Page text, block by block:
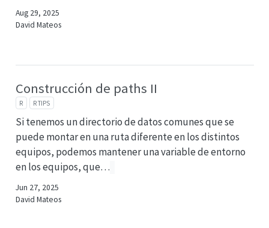
Aug 29, 2025
David Mateos
Construcción de paths II
R R TIPS
Si tenemos un directorio de datos comunes que se
puede montar en una ruta diferente en los distintos
equipos, podemos mantener una variable de entorno
en los equipos, que…
Jun 27, 2025
David Mateos